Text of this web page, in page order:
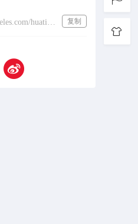
https://www.51losangeles.com/huati/%E6%9C%88%E5%AB%82
复制